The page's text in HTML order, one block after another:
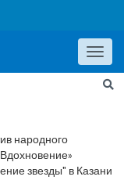
Menu
народного
звезды" в Казани